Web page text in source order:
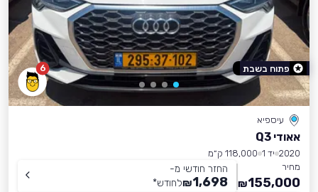
6
עיספיא
אאודי Q3
2020 יד 1
118,000 ק״מ
מחיר
155,000
₪
החזר חודשי מ-
1,698
₪לחודש*
פתוח בשבת